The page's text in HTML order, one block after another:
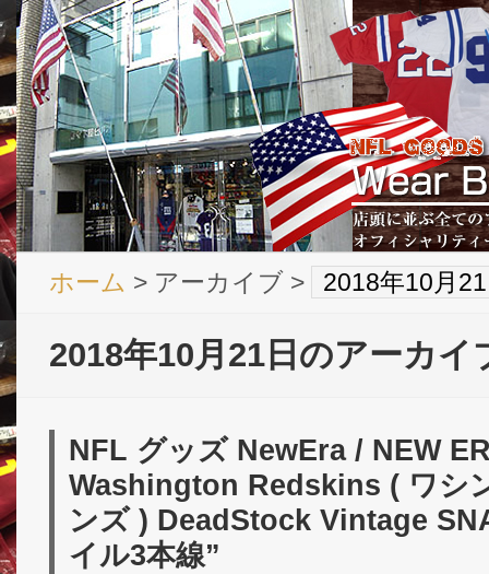
ホーム > アーカイブ > 2018年10月
2018年10月21日のアーカイ
NFL グッズ NewEra / NEW
Washington Redskins ( ワシ
ンズ ) DeadStock Vintage
イル3本線”